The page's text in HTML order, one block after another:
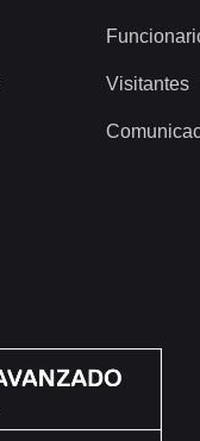
Visitantes